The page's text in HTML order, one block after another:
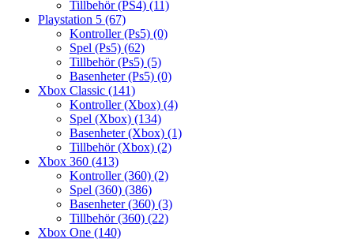
Tillbehör (PS4) (11)
Playstation 5 (67)
Kontroller (Ps5) (0)
Spel (Ps5) (62)
Tillbehör (Ps5) (5)
Basenheter (Ps5) (0)
Xbox Classic (141)
Kontroller (Xbox) (4)
Spel (Xbox) (134)
Basenheter (Xbox) (1)
Tillbehör (Xbox) (2)
Xbox 360 (413)
Kontroller (360) (2)
Spel (360) (386)
Basenheter (360) (3)
Tillbehör (360) (22)
Xbox One (140)